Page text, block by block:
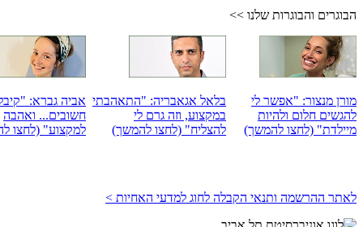
הבוגרים והבוגרות שלנו >>
מורן מנצור: "אפשר לי
להגשים חלום ולהיות
מיילדת" (לחצו להמשך)
בלאל אגאבריה: "התאהבתי
במקצוע, וזה גרם לי
להצליח" (לחצו להמשך)
אביה גברא:
חשובים... ואהבה
למקצוע" (לחצו
לאתר ההרשמה ותנאי הקבלה לחוג למדעי האחיות >